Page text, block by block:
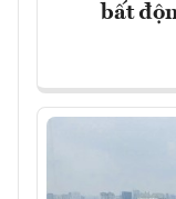
bất